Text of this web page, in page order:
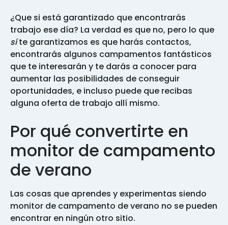
¿Que si está garantizado que encontrarás
trabajo ese día? La verdad es que no, pero lo que
síte garantizamos es que harás contactos,
encontrarás algunos campamentos fantásticos
que te interesarán y te darás a conocer para
aumentar las posibilidades de conseguir
oportunidades, e incluso puede que recibas
alguna oferta de trabajo allí mismo.
Por qué convertirte en
monitor de campamento
de verano
Las cosas que aprendes y experimentas siendo
monitor de campamento de verano no se pueden
encontrar en ningún otro sitio.